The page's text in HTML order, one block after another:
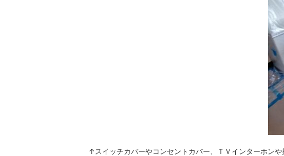
↑スイッチカバーやコンセントカバー、ＴＶインターホンや